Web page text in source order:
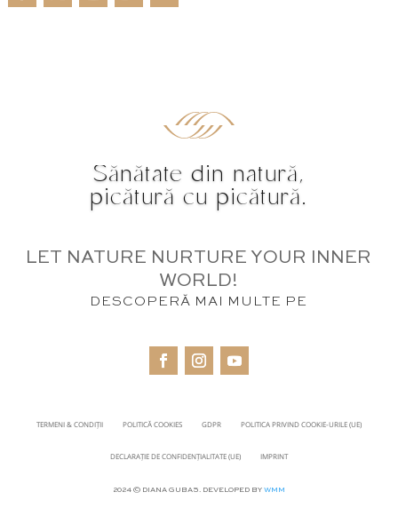
Sănătate din natură,
picătură cu picătură.
LET NATURE NURTURE YOUR INNER
WORLD!
DESCOPERĂ MAI MULTE PE
TERMENI & CONDIȚII POLITICĂ COOKIES GDPR POLITICA PRIVIND COOKIE-URILE (UE)
DECLARAȚIE DE CONFIDENȚIALITATE (UE) IMPRINT
2024 © DIANA GUBAS. DEVELOPED BY WMM